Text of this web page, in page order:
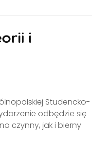
i
Studencko-
odbędzie się
czynny, jak i bierny